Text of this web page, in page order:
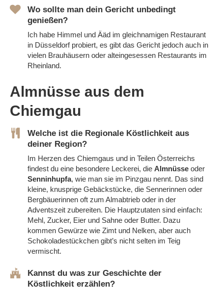
Wo sollte man dein Gericht unbedingt
genießen?
Ich habe Himmel und Ääd im gleichnamigen Restaurant
in Düsseldorf probiert, es gibt das Gericht jedoch auch in
vielen Brauhäusern oder alteingesessen Restaurants im
Rheinland.
Almnüsse aus dem
Chiemgau
Welche ist die Regionale Köstlichkeit aus
deiner Region?
Im Herzen des Chiemgaus und in Teilen Österreichs
findest du eine besondere Leckerei, die Almnüsse oder
Senninhupfa, wie man sie im Pinzgau nennt. Das sind
kleine, knusprige Gebäckstücke, die Sennerinnen oder
Bergbäuerinnen oft zum Almabtrieb oder in der
Adventszeit zubereiten. Die Hauptzutaten sind einfach:
Mehl, Zucker, Eier und Sahne oder Butter. Dazu
kommen Gewürze wie Zimt und Nelken, aber auch
Schokoladestückchen gibt’s nicht selten im Teig
vermischt.
Kannst du was zur Geschichte der
Köstlichkeit erzählen?